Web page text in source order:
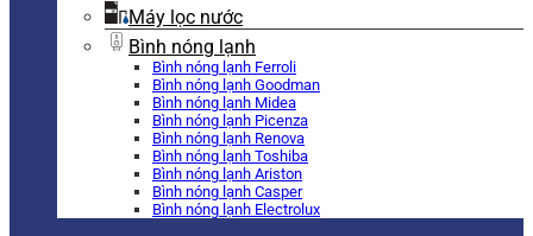
Máy lọc nước
Bình nóng lạnh
Bình nóng lạnh Ferroli
Bình nóng lạnh Goodman
Bình nóng lạnh Midea
Bình nóng lạnh Picenza
Bình nóng lạnh Renova
Bình nóng lạnh Toshiba
Bình nóng lạnh Ariston
Bình nóng lạnh Casper
Bình nóng lạnh Electrolux